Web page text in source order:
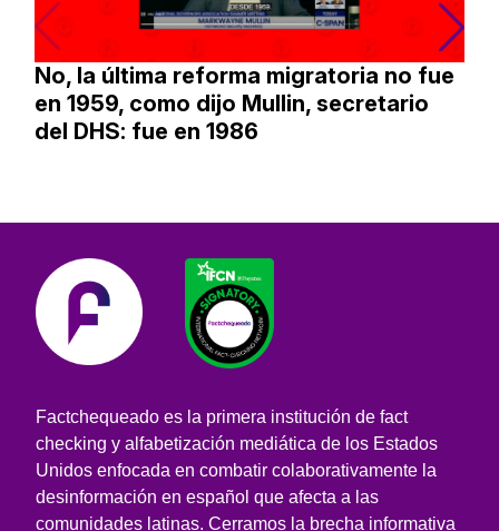
No, la última reforma migratoria no fue
en 1959, como dijo Mullin, secretario
del DHS: fue en 1986
Factchequeado es la primera institución de fact
checking y alfabetización mediática de los Estados
Unidos enfocada en combatir colaborativamente la
desinformación en español que afecta a las
comunidades latinas. Cerramos la brecha informativa